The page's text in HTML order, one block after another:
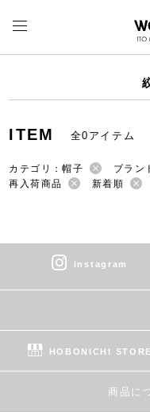
ITEM 全0アイテム
カテゴリ：帽子
ブラ
再入荷商品
新着順
instagram
HOBONICHI STORE
商品に